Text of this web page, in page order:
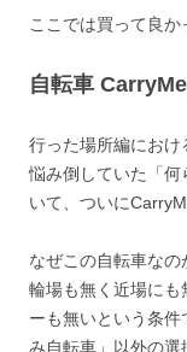
ここでは買って良か
自転車 CarryMe
行った場所編におけ
悩み倒していた「
いて、ついに
なぜこの自転車な
輪場も無く近場にも
ーも無いという条
み自転車」以外の選